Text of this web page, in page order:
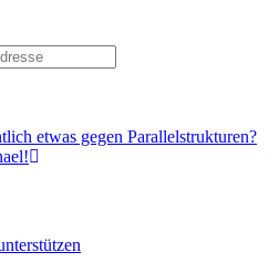
etwas gegen Parallelstrukturen?